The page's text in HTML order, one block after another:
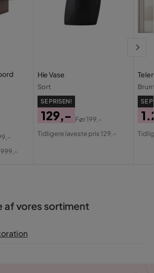
999,-
Hie Vase
Sort
SE PRISEN!
Pris
129,-
Original
Før199,-
Tidligere laveste pris 129,-
SE
af vores sortiment